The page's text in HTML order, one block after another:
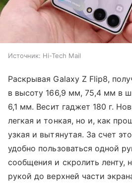
Источник: Hi-Tech Mail
Раскрывая Galaxy Z Flip8,
в высоту 166,9 мм, 75,4 мм в
6,1 мм. Весит гаджет 180 г.
легкая и тонкая, но и, как
узкая и вытянутая. За счет
удобно пользоваться одной
сообщения и скролить ленту,
рукой до верхней части